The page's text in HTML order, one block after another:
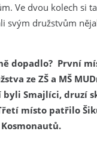
Ve dvou kolech si
svým družstvům
dopadlo? První
ze ZŠ a MŠ
byli Smajlíci, druzí
místo patřilo